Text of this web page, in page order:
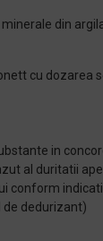
din
cu dozarea
in
al duritatii
de dedurizant)